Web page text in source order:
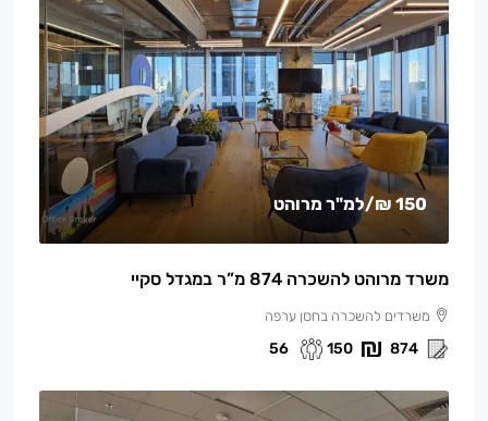
150 ₪ /למ"ר מרוהט
משרד מרוהט להשכרה 874 מ”ר במגדל סקיי
משרדים להשכרה בחסן ערפה
874
150
56